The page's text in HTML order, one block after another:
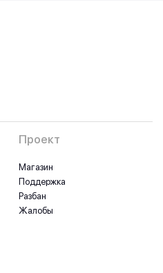
Проект
Магазин
Поддержка
Разбан
Жалобы